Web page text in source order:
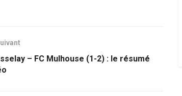
– FC Mulhouse (1-2) : le résumé